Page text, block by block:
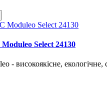
Select 24130
- високоякісне, екологічне,